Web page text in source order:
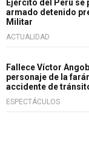
Ejército del Perú se
armado detenido
Militar
ACTUALIDAD
Fallece Víctor
personaje de la
accidente de
ESPECTÁCULOS